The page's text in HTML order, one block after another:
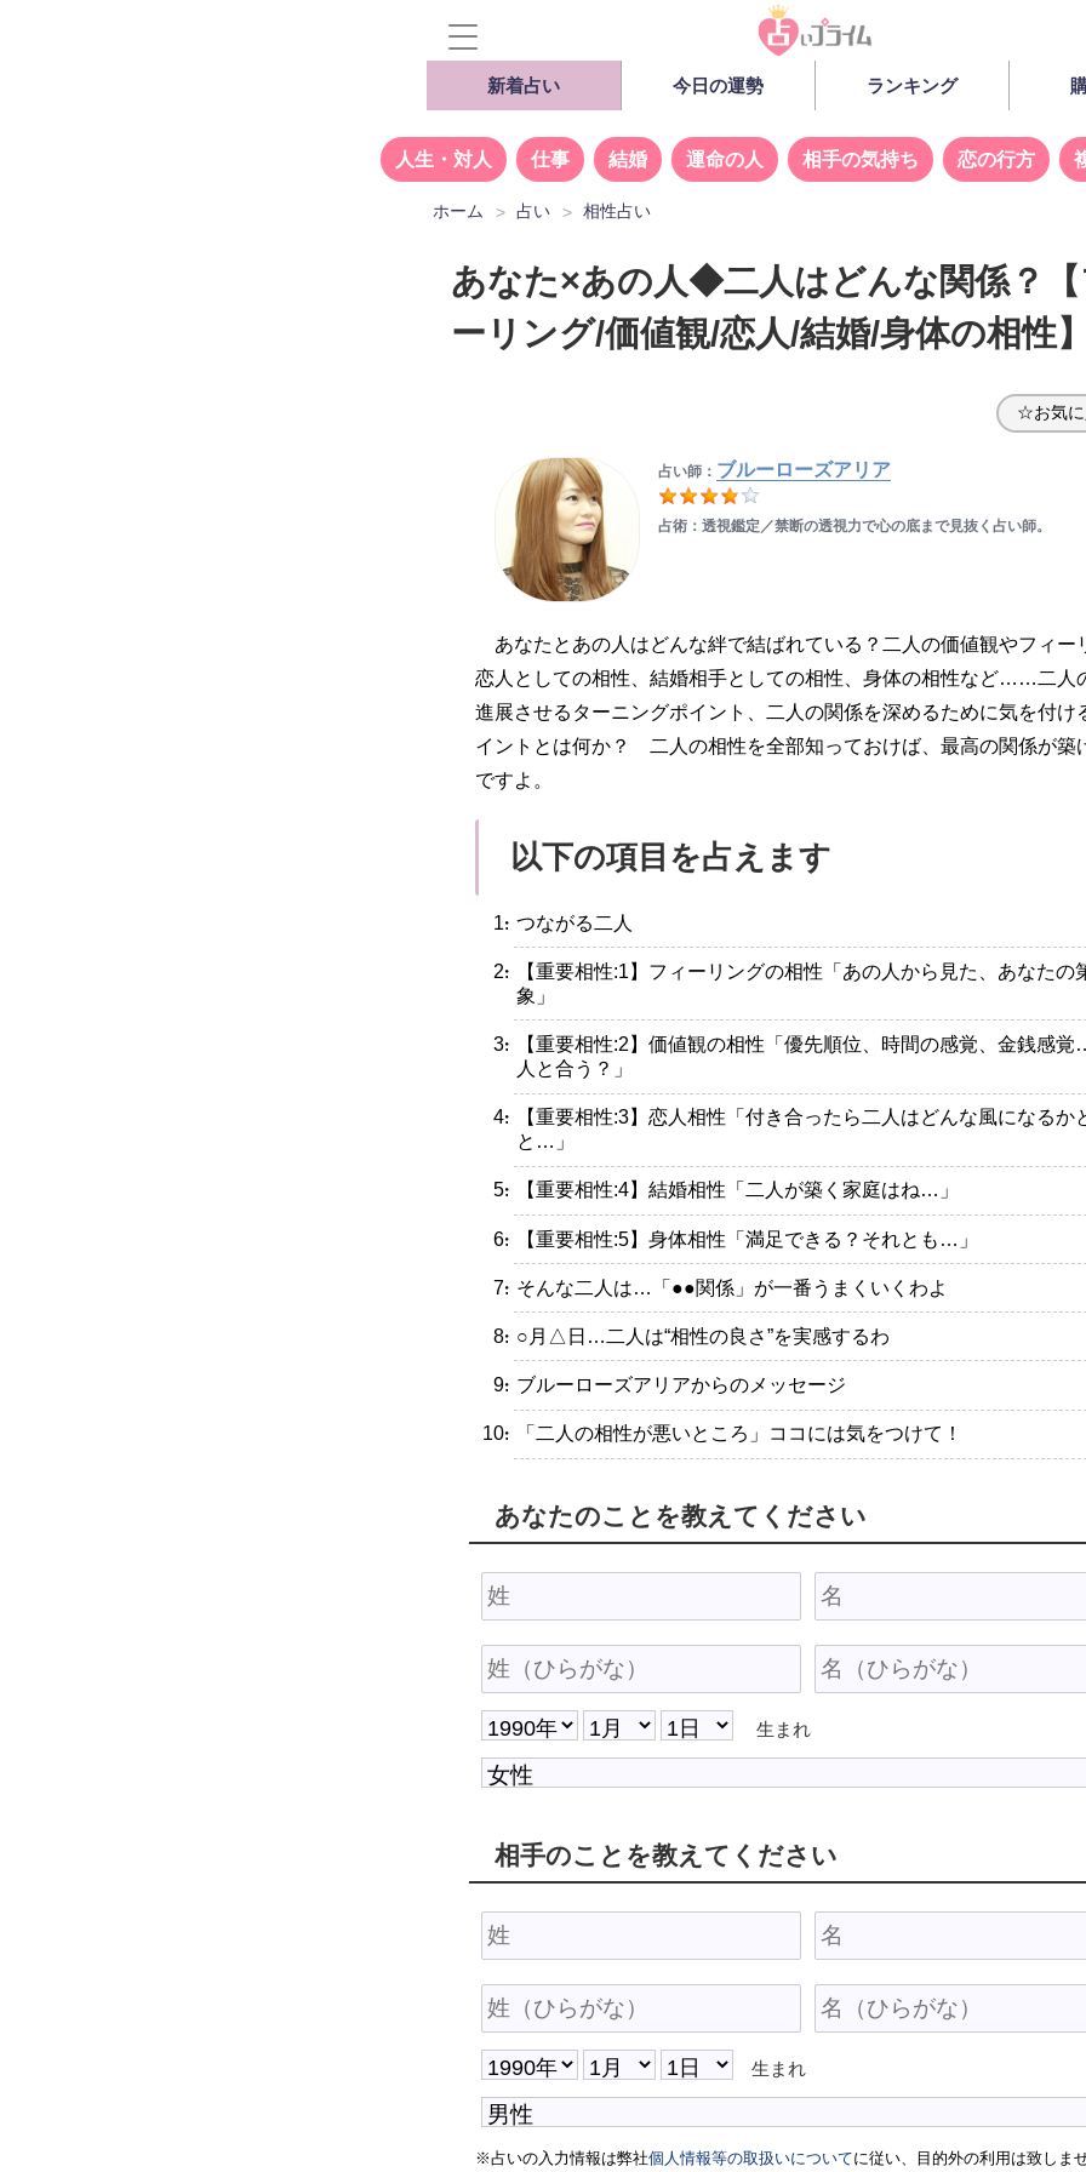
新着占い 今日の運勢 ランキング
人生・対人 仕事 結婚 運命の人 相手の気持ち 恋の行方
ホーム 占い 相性占い
あなた×あの人◆二人はどんな関係？
ーリング/価値観/恋人/結婚/身体の相性
☆お気に
占い師： ブルーローズアリア
占術：透視鑑定／禁断の透視力で心の底まで見抜く占い師。
あなたとあの人はどんな絆で結ばれている？二人の価値観やフィー
恋人としての相性、結婚相手としての相性、身体の相性など……二人
進展させるターニングポイント、二人の関係を深めるために気を付け
イントとは何か？ 二人の相性を全部知っておけば、最高の関係が築
ですよ。
以下の項目を占えます
・つながる二人
・【重要相性:1】フィーリングの相性「あの人から見た、あなたの
象」
・【重要相性:2】価値観の相性「優先順位、時間の感覚、金銭感
人と合う？」
・【重要相性:3】恋人相性「付き合ったら二人はどんな風になるか
と…」
・【重要相性:4】結婚相性「二人が築く家庭はね…」
・【重要相性:5】身体相性「満足できる？それとも…」
・そんな二人は…「●●関係」が一番うまくいくわよ
・○月△日…二人は“相性の良さ”を実感するわ
・ブルーローズアリアからのメッセージ
・「二人の相性が悪いところ」ココには気をつけて！
あなたのことを教えてください
生まれ
相手のことを教えてください
生まれ
※占いの入力情報は弊社個人情報等の取扱いについてに従い、目的外の利用は致しま